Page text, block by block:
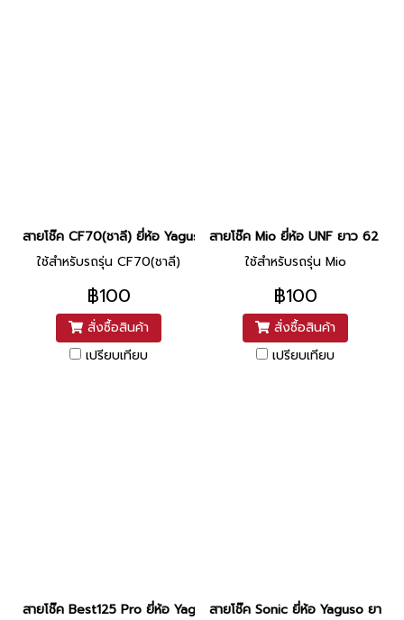
สายโช๊ค CF70(ชาลี) ยี่ห้อ Yaguso ยาว 32.5 นิ้ว
ใช้สำหรับรถรุ่น CF70(ชาลี)
฿100
สั่งซื้อสินค้า
เปรียบเทียบ
สายโช๊ค Mio ยี่ห้อ UNF ยาว 62 นิ้ว
ใช้สำหรับรถรุ่น Mio
฿100
สั่งซื้อสินค้า
เปรียบเทียบ
สายโช๊ค Best125 Pro ยี่ห้อ Yaguso ยาว 28.5 นิ้วสายโช๊ค Sonic ยี่ห้อ Yaguso ยาว